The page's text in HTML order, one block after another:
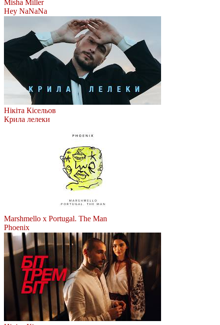
Misha Miller
Hey NaNaNa
Нікіта Кісельов
Крила лелеки
Marshmello x Portugal. The Man
Phoenix